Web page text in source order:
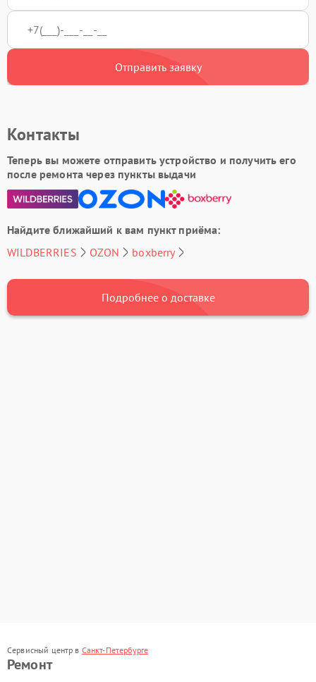
Отправить заявку
Контакты
Теперь вы можете отправить устройство и получить его
после ремонта через пункты выдачи
Найдите ближайший к вам пункт приёма:
WILDBERRIES
OZON boxberry
Подробнее о доставке
Сервисный центр в Санкт-Петербурге
Ремонт